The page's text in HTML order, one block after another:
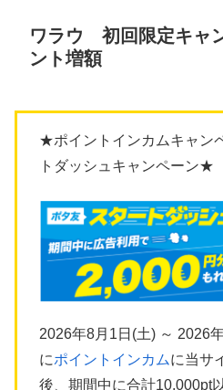
ワラウ 初回限定キャ
ント増額
★ポイントインカムキャン
トダッシュキャンペーン★
2026年8月1日(土) ～ 2026
にポイントインカムに当サ
後、期間中に合計10,000pt